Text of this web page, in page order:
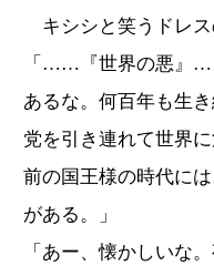
キシシと笑うドレ
「……『世界の悪』
あるな。何百年も生
党を引き連れて世界
前の国王様の時代に
がある。」
「あー、懐かしいな